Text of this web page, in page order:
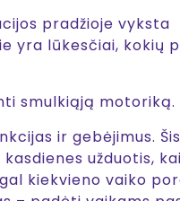
pradžioje vyksta
yra lūkesčiai, kokių
smulkiąją motoriką.
ir gebėjimus. Šis
užduotis,
kiekvieno vaiko